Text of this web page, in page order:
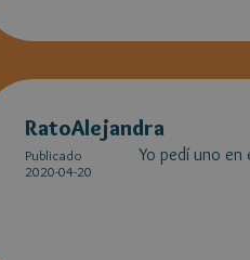
RatoAlejandra
Publicado
2020-04-20
Yo pedí uno